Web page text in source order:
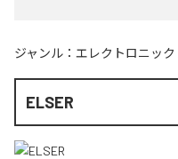
ジャンル： エレクトロニック
ELSER